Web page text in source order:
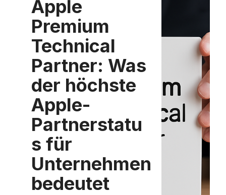
Apple
Premium
Technical
Partner: Was
der höchste
Apple-
Partnerstatu
s für
Unternehmen
bedeutet